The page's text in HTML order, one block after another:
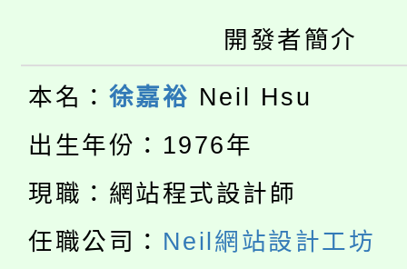
《TA101》溝通分析基
程，歡迎學生輔導中心
心理、諮商輔導、社會
系所師生報名參加。
轉知苗栗縣政府辦理
縣市「校園短影音徵選
門員」簡章及活動海報
踴躍報名參加。
桃園市115學年度學生
要點
「桃園市補助參觀特色
展演活動實施計畫」
115年度「教育部表揚
義教育推展貢獻獎」
公告本校115學年度第
代理(課)教師甄選結果(
「2026金融保險知識
開發者簡介
本名： 徐嘉裕 Neil Hsu
出生年份：1976年
現職：網站程式設計師
任職公司： Neil網站設計工坊